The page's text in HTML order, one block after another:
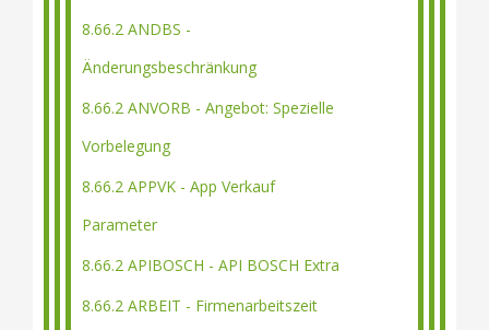
8.66.2 ANDBS -
Änderungsbeschränkung
8.66.2 ANVORB - Angebot: Spezielle
Vorbelegung
8.66.2 APPVK - App Verkauf
Parameter
8.66.2 APIBOSCH - API BOSCH Extra
8.66.2 ARBEIT - Firmenarbeitszeit